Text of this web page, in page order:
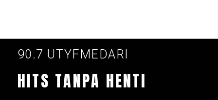
90.7 UTYFMEDARI
HITS TANPA HENTI